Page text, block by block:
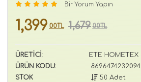
Bir Yorum Yapın
1,399 00TL 1,679 00TL
ÜRETİCİ:
ETE HOMETEX
ÜRÜN KODU:
8696474232094
STOK
50 Adet